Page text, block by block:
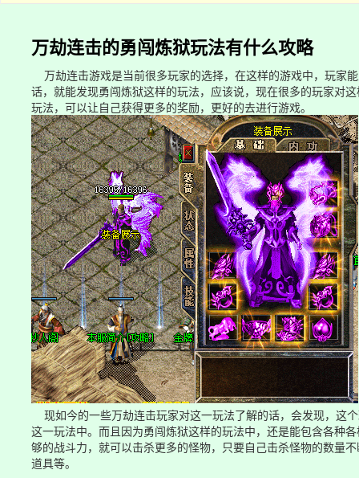
万劫连击的勇闯炼狱玩法有什么攻略
万劫连击游戏是当前很多玩家的选择，在这样的游戏中，玩家
话，就能发现勇闯炼狱这样的玩法，应该说，现在很多的玩家对
玩法，可以让自己获得更多的奖励，更好的去进行游戏。
现如今的一些万劫连击玩家对这一玩法了解的话，会发现，这
这一玩法中。而且因为勇闯炼狱这样的玩法中，还是能包含各种
够的战斗力，就可以击杀更多的怪物，只要自己击杀怪物的数量
道具等。